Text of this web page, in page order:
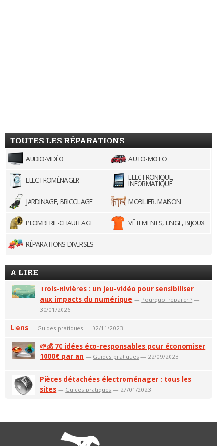
TOUTES LES RÉPARATIONS
AUDIO-VIDÉO AUTO-MOTO
ELECTROMÉNAGER ELECTRONIQUE,
INFORMATIQUE
JARDINAGE, BRICOLAGE
MOBILIER, MAISON
PLOMBERIE-CHAUFFAGE VÊTEMENTS, LINGE, BIJOUX
RÉPARATIONS DIVERSES
A LIRE
Trois-Rivières : un jeu-vidéo pour sensibiliser
aux impacts du numérique — Pourquoi réparer ? —
30/01/2026
Liens — Guides pratiques — 02/11/2023
🌱💰 70 idées éco-responsables pour économiser
1000€ par an — Guides pratiques — 22/09/2023
Pièces détachées électroménager : tous les
sites — Guides pratiques — 27/01/2023